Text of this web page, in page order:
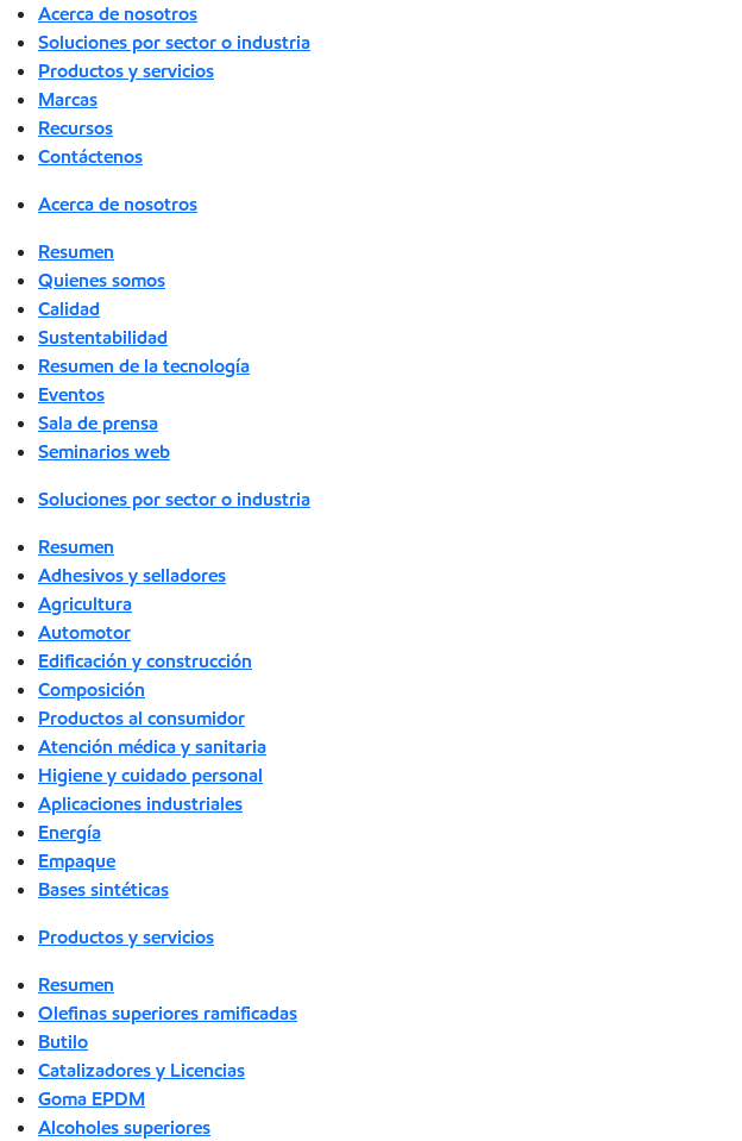
Acerca de nosotros
Soluciones por sector o industria
Productos y servicios
Marcas
Recursos
Contáctenos
Acerca de nosotros
Resumen
Quienes somos
Calidad
Sustentabilidad
Resumen de la tecnología
Eventos
Sala de prensa
Seminarios web
Soluciones por sector o industria
Resumen
Adhesivos y selladores
Agricultura
Automotor
Edificación y construcción
Composición
Productos al consumidor
Atención médica y sanitaria
Higiene y cuidado personal
Aplicaciones industriales
Energía
Empaque
Bases sintéticas
Productos y servicios
Resumen
Olefinas superiores ramificadas
Butilo
Catalizadores y Licencias
Goma EPDM
Alcoholes superiores